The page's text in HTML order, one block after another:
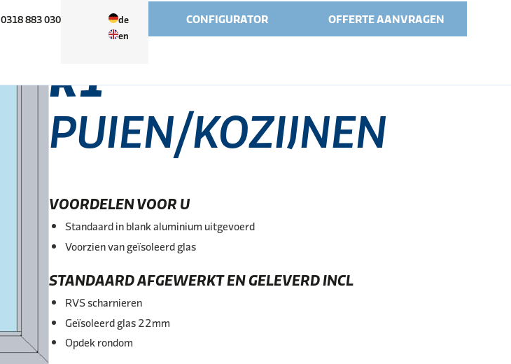
0318 883 030
de
en
CONFIGURATOR OFFERTE AANVRAGEN
Producten
R1
PUIEN/KOZIJNEN
VOORDELEN VOOR U
Standaard in blank aluminium uitgevoerd
Voorzien van geïsoleerd glas
STANDAARD AFGEWERKT EN GELEVERD INCL
RVS scharnieren
Geïsoleerd glas 22mm
Opdek rondom